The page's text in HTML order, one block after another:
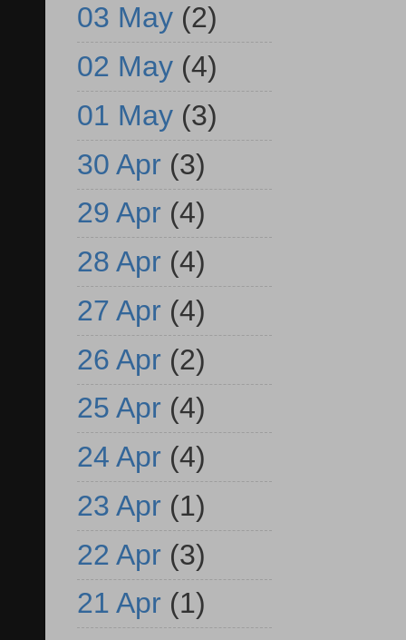
03 May (2)
02 May (4)
01 May (3)
30 Apr (3)
29 Apr (4)
28 Apr (4)
27 Apr (4)
26 Apr (2)
25 Apr (4)
24 Apr (4)
23 Apr (1)
22 Apr (3)
21 Apr (1)